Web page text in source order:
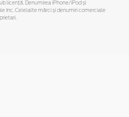
licență. Denumirea iPhone/iPod și
Inc. Celelalte mărci și denumiri comerciale